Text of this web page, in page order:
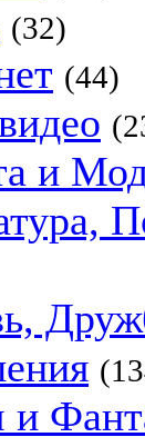
(32)
(44)
и